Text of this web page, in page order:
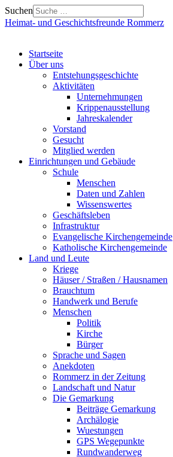
Suchen
Heimat- und Geschichtsfreunde Rommerz
Startseite
Über uns
Entstehungsgeschichte
Aktivitäten
Unternehmungen
Krippenausstellung
Jahreskalender
Vorstand
Gesucht
Mitglied werden
Einrichtungen und Gebäude
Schule
Menschen
Daten und Zahlen
Wissenswertes
Geschäftsleben
Infrastruktur
Evangelische Kirchengemeinde
Katholische Kirchengemeinde
Land und Leute
Kriege
Häuser / Straßen / Hausnamen
Brauchtum
Handwerk und Berufe
Menschen
Politik
Kirche
Bürger
Sprache und Sagen
Anekdoten
Rommerz in der Zeitung
Landschaft und Natur
Die Gemarkung
Beiträge Gemarkung
Archälogie
Wuestungen
GPS Wegepunkte
Rundwanderweg